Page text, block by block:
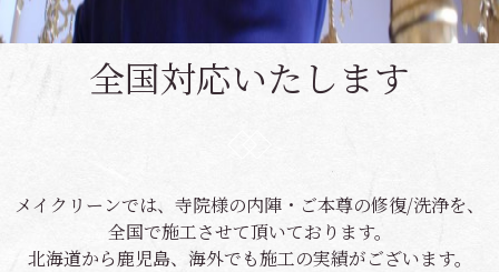
全国対応いたします
メイクリーンでは、寺院様の内陣・ご本尊の修復/洗浄を、
全国で施工させて頂いております。
北海道から鹿児島、海外でも施工の実績がございます。